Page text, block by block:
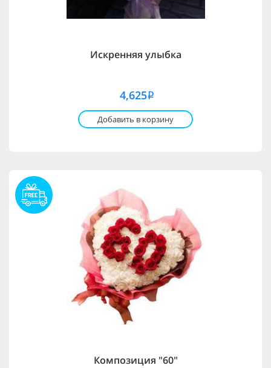
Искренняя улыбка
4,625i
Добавить в корзину
Композиция "60"